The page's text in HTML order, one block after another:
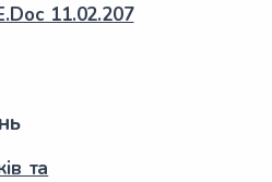
11.02.207
та